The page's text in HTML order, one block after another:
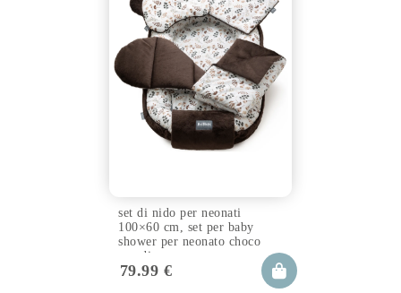
set di nido per neonati
100×60 cm, set per baby
shower per neonato choco
arcadia
79.99 €